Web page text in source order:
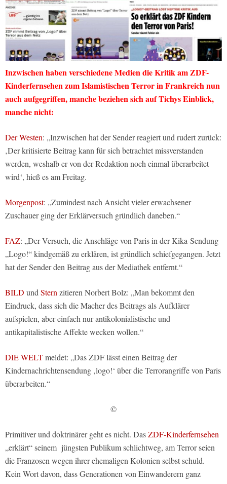
Inzwischen haben verschiedene Medien die Kritik am ZDF-
Kinderfernsehen zum Islamistischen Terror in Frankreich nun
auch aufgegriffen, manche beziehen sich auf Tichys Einblick,
manche nicht:
Der Westen: „Inzwischen hat der Sender reagiert und rudert zurück:
‚Der kritisierte Beitrag kann für sich betrachtet missverstanden
werden, weshalb er von der Redaktion noch einmal überarbeitet
wird‘, hieß es am Freitag.
Morgenpost: „Zumindest nach Ansicht vieler erwachsener
Zuschauer ging der Erklärversuch gründlich daneben.“
FAZ: „Der Versuch, die Anschläge von Paris in der Kika-Sendung
„Logo!“ kindgemäß zu erklären, ist gründlich schiefgegangen. Jetzt
hat der Sender den Beitrag aus der Mediathek entfernt.“
BILD und Stern zitieren Norbert Bolz: „Man bekommt den
Eindruck, dass sich die Macher des Beitrags als Aufklärer
aufspielen, aber einfach nur antikolonialistische und
antikapitalistische Affekte wecken wollen.“
DIE WELTmeldet: „Das ZDF lässt einen Beitrag der
Kindernachrichtensendung ‚logo!‘ über die Terrorangriffe von Paris
überarbeiten.“
©
Primitiver und doktrinärer geht es nicht. DasZDF-Kinderfernsehen
„erklärt“ seinem jüngsten Publikum schlichtweg, am Terror seien
die Franzosen wegen ihrer ehemaligen Kolonien selbst schuld.
Kein Wort davon, dass Generationen von Einwanderern ganz